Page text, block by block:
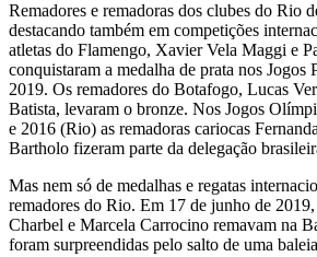
Remadores e remadoras dos clubes do Rio
destacando também em competições
atletas do Flamengo, Xavier Vela Maggi e
conquistaram a medalha de prata nos Jogos
2019. Os remadores do Botafogo, Lucas
Batista, levaram o bronze. Nos Jogos
e 2016 (Rio) as remadoras cariocas
Bartholo fizeram parte da delegação
Mas nem só de medalhas e regatas
remadores do Rio. Em 17 de junho de
Charbel e Marcela Carrocino remavam na
foram surpreendidas pelo salto de uma